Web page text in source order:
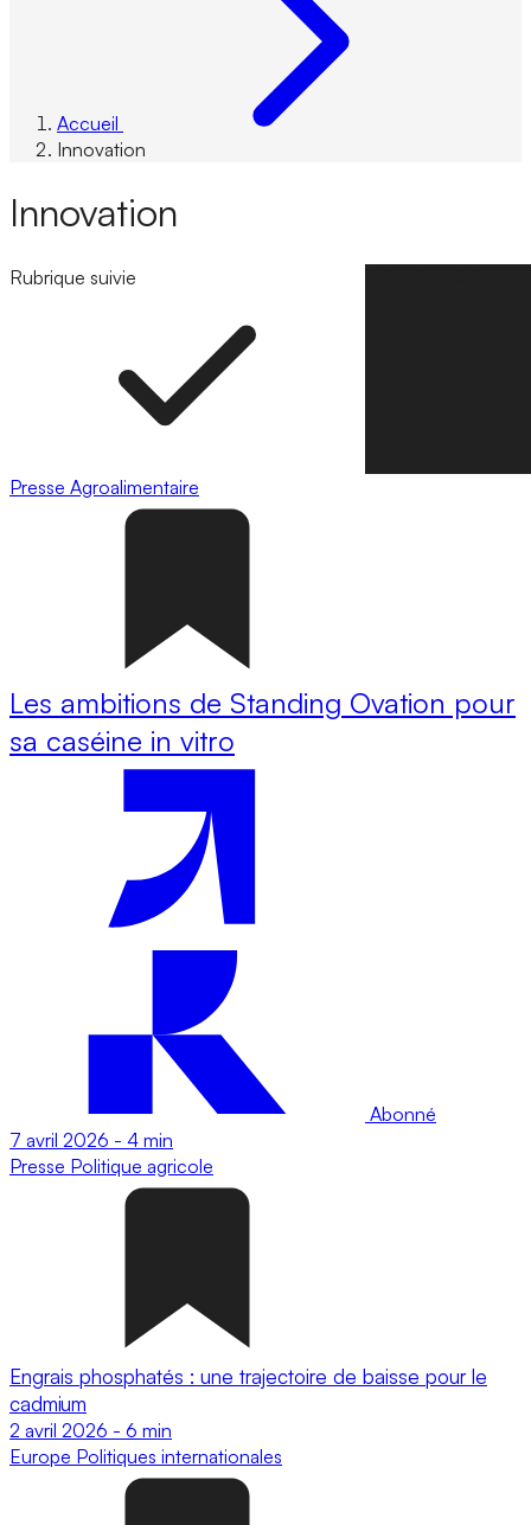
Accueil
Innovation
Innovation
Rubrique suivie
Presse Agroalimentaire
Les ambitions de Standing Ovation pour
sa caséine in vitro
Abonné
7 avril 2026 - 4 min
Presse Politique agricole
Engrais phosphatés : une trajectoire de baisse pour le
cadmium
2 avril 2026 - 6 min
Europe Politiques internationales